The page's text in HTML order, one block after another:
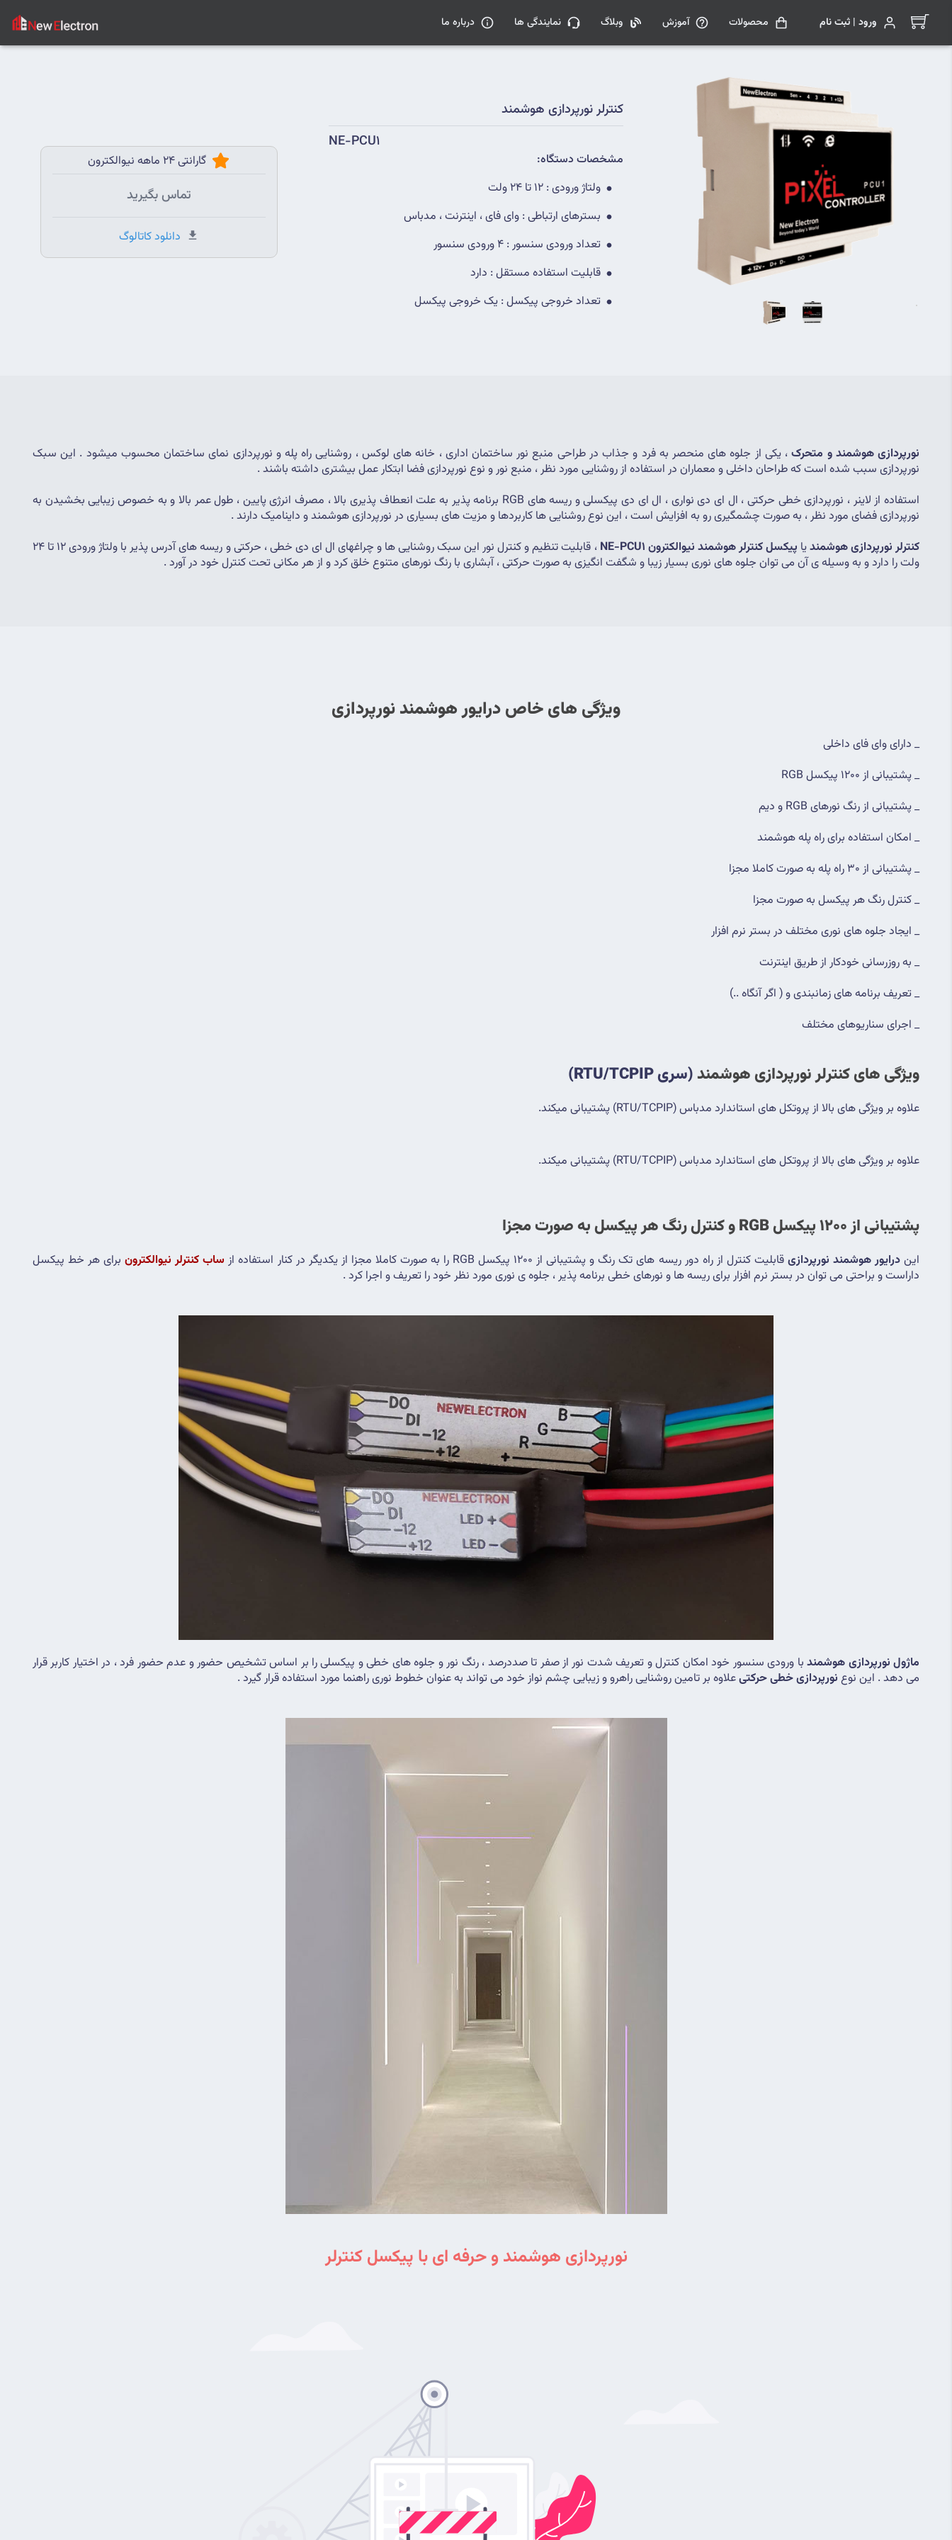
ورود | ثبت نام محصولات آموزش وبلاگ نمایندگی ها درباره ما
کنترلر نورپردازی هوشمند
NE-PCU1
مشخصات دستگاه:
ولتاژ ورودی : 12 تا 24 ولت
بسترهای ارتباطی : وای فای ، اینترنت ، مدباس
تعداد ورودی سنسور : 4 ورودی سنسور
قابلیت استفاده مستقل : دارد
تعداد خروجی پیکسل : یک خروجی پیکسل
گارانتی 24 ماهه نیوالکترون
تماس بگیرید
دانلود کاتالوگ
نورپردازی هوشمند و متحرک
نورپردازی سبب شده است که طراحان داخلی و معماران در استفاده از روشنایی مورد نظر ، منبع نور و نوع نورپردازی فضا ابتکار عمل بیشتری داشته باشند .
نورپردازی فضای مورد نظر ، به صورت چشمگیری رو به افزایش است ، این نوع روشنایی ها کاربردها و مزیت های بسیاری در نورپردازی هوشمند و داینامیک دارند .
کنترلر نورپردازی هوشمند یا پیکسل کنترلر هوشمند نیوالکترون NE-PCU1
ولت را دارد و به وسیله ی آن می توان جلوه های نوری بسیار زیبا و شگفت انگیزی به صورت حرکتی ، آبشاری با رنگ نورهای متنوع خلق کرد و از هر مکانی تحت کنترل خود در آورد .
ویژگی های خاص درایور هوشمند نورپردازی
_ دارای وای فای داخلی
_ پشتیبانی از 1200 پیکسل RGB
_ پشتیبانی از رنگ نورهای RGB و دیم
_ امکان استفاده برای راه پله هوشمند
_ پشتیبانی از 30 راه پله به صورت کاملا مجزا
_ کنترل رنگ هر پیکسل به صورت مجزا
_ ایجاد جلوه های نوری مختلف در بستر نرم افزار
_ به روزرسانی خودکار از طریق اینترنت
_ تعریف برنامه های زمانبندی و ( اگر آنگاه ..)
_ اجرای سناریوهای مختلف
ویژگی های کنترلر نورپردازی هوشمند (سری RTU/TCPIP)
علاوه بر ویژگی های بالا از پروتکل های استاندارد مدباس (RTU/TCPIP) پشتیبانی میکند.
علاوه بر ویژگی های بالا از پروتکل های استاندارد مدباس (RTU/TCPIP) پشتیبانی میکند.
پشتیبانی از 1200 پیکسل RGB و کنترل رنگ هر پیکسل به صورت مجزا
این درایور هوشمند نورپردازی قابلیت کنترل از راه دور ریسه های تک رنگ و پشتیبانی از 1200 پیکسل RGB را به صورت کاملا مجزا از یکدیگر در کنار استفاده از ساب کنترلر نیوالکترون
داراست و براحتی می توان در بستر نرم افزار برای ریسه ها و نورهای خطی برنامه پذیر ، جلوه ی نوری مورد نظر خود را تعریف و اجرا کرد .
ماژول نورپردازی هوشمند
می دهد . این نوع نورپردازی خطی حرکتی علاوه بر تامین روشنایی راهرو و زیبایی چشم نواز خود می تواند به عنوان خطوط نوری راهنما مورد استفاده قرار گیرد .
نورپردازی هوشمند و حرفه ای با پیکسل کنترلر